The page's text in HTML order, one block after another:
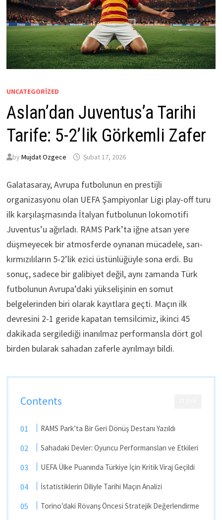
UNCATEGORIZED
Aslan’dan Juventus’a Tarihi
Tarife: 5-2’lik Görkemli Zafer
by Mujdat Ozgece Şubat 17, 2026
Galatasaray, Avrupa futbolunun en prestijli
organizasyonu olan UEFA Şampiyonlar Ligi play-off turu
ilk karşılaşmasında İtalyan futbolunun lokomotifi
Juventus’u ağırladı. RAMS Park’ta iğne atsan yere
düşmeyecek bir atmosferde oynanan mücadele, sarı-
kırmızılıların 5-2’lik ezici üstünlüğüyle sona erdi. Bu
sonuç, sadece bir galibiyet değil, aynı zamanda Türk
futbolunun Avrupa’daki yükselişinin en somut
belgelerinden biri olarak kayıtlara geçti. Maçın ilk
devresini 2-1 geride kapatan temsilcimiz, ikinci 45
dakikada sergilediği inanılmaz performansla dört gol
birden bularak sahadan zaferle ayrılmayı bildi.
Contents
RAMS Park’ta Bir Geri Dönüş Destanı Yazıldı
Sahadaki Devler: Oyuncu Performansları ve Etkileri
UEFA Ülke Puanında Türkiye İçin Kritik Viraj Geçildi
İstatistiklerin Diliyle Tarihi Maçın Analizi
Torino’daki Rövanş Öncesi Stratejik Değerlendirme